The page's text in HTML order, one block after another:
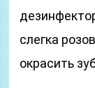
слегка
окрасить